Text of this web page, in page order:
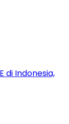
di Indonesia,